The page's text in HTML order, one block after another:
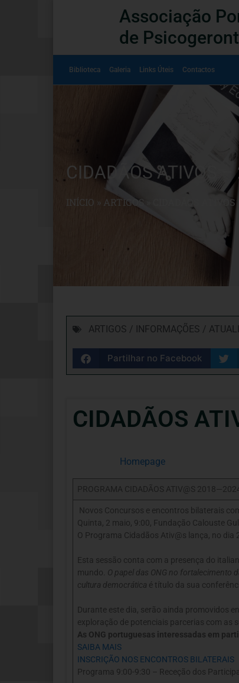
Associação
de
Biblioteca Galeria Links Úteis Contactos
CIDADÃOS ATIVOS –
INÍCIO » ARTIGOS CIDADÃOS
ARTIGOS / INFORMAÇÕES /
Partilhar no Facebook
CIDADÃOS
Homepage
PROGRAMA CIDADÃOS ATIV@S
Novos Concursos e encontros bilaterais
Quinta, 2 maio, 9:00, Fundação Calouste
O Programa Cidadãos Ativ@s lança, no
Esta sessão conta com a presença do
mundo. O papel das ONG no fortalecimento
cultura democrática é título da sua
Durante este dia, serão ainda promovidos
exploração de potenciais parcerias com as
As ONG portuguesas interessadas em
SAIBA MAIS
INSCRIÇÃO NOS ENCONTROS BILATERAIS
Programa 9:00-9:30 – Receção dos